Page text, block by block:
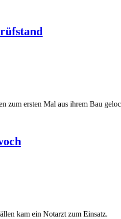
zum ersten Mal aus ihrem Bau
kam ein Notarzt zum Einsatz.